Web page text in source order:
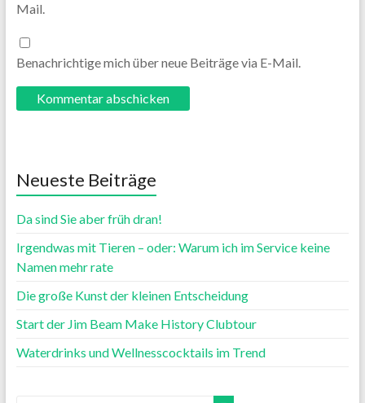
Mail.
Benachrichtige mich über neue Beiträge via E-Mail.
Neueste Beiträge
Da sind Sie aber früh dran!
Irgendwas mit Tieren – oder: Warum ich im Service keine
Namen mehr rate
Die große Kunst der kleinen Entscheidung
Start der Jim Beam Make History Clubtour
Waterdrinks und Wellnesscocktails im Trend